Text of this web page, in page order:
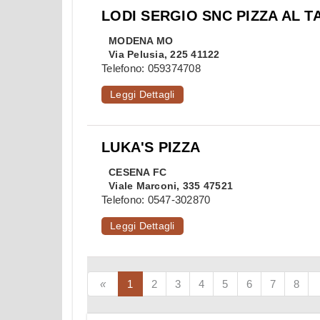
LODI SERGIO SNC PIZZA AL
MODENA MO
Via Pelusia, 225 41122
Telefono: 059374708
Leggi Dettagli
LUKA'S PIZZA
CESENA FC
Viale Marconi, 335 47521
Telefono: 0547-302870
Leggi Dettagli
1 2 3 4 5 6 7 8